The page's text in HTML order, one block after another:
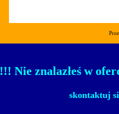
!!! Nie znalazłeś w
skontaktuj